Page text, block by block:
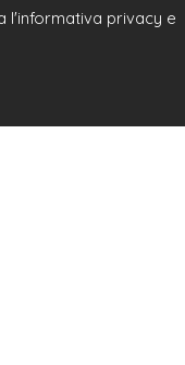
l'informativa privacy e